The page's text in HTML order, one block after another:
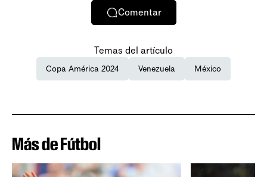
Comentar
Temas del artículo
Copa América 2024 Venezuela México
Más de Fútbol